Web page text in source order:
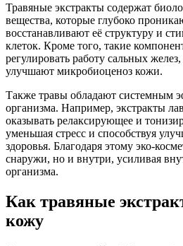
Травяные экстракты содержат
вещества, которые глубоко
восстанавливают её структуру и
клеток. Кроме того, такие
регулировать работу сальных
улучшают микробиоценоз кожи.
Также травы обладают системным
организма. Например, экстракты
оказывать релаксирующее и
уменьшая стресс и способствуя
здоровья. Благодаря этому эко-
снаружи, но и внутри, усиливая
организма.
Как травяные
кожу